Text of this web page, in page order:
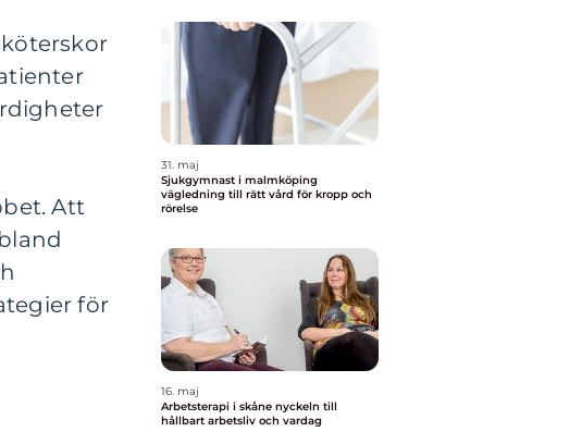
Att
för
31. maj
Sjukgymnast i malmköping
vägledning till rätt vård för kropp och
rörelse
16. maj
Arbetsterapi i skåne nyckeln till
hållbart arbetsliv och vardag